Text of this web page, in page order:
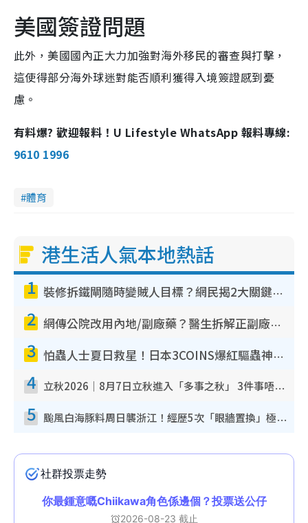
美國簽證問題
此外，美國國內正大力加強對海外移民的審查與打擊，
這使得部分海外球迷對能否順利獲得入境簽證感到憂
慮。
有料爆? 歡迎報料！U Lifestyle WhatsApp 報料專線:
9610 1996
體育
港生活人氣本地熱話
1 裝修拆鐵閘隨時變賊人目標？網民揭2大關鍵用途：裝新式等於白裝？附新舊鐵閘分別
2 網傳公院改用內地/副廠藥？醫生拆解正副廠分別 揭4類人換藥隨時出事
3 怕蟲人士夏日救星！日本3COINS爆紅驅蟲神器$45起 1招「全程免觸碰」輕鬆搞定小強
4 立秋2026｜8月7日立秋進入「多事之秋」 3件事唔做得！專家教6招開運 清枱頭／銀包納氣接好運
5 颱風白海豚料周日襲浙江！經歷5次「眼牆置換」極罕見 成登陸內地最長途颱風